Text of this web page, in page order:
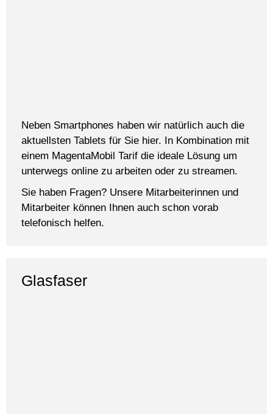
Neben Smartphones haben wir natürlich auch die
aktuellsten Tablets für Sie hier. In Kombination mit
einem MagentaMobil Tarif die ideale Lösung um
unterwegs online zu arbeiten oder zu streamen.
Sie haben Fragen? Unsere Mitarbeiterinnen und
Mitarbeiter können Ihnen auch schon vorab
telefonisch helfen.
Glasfaser